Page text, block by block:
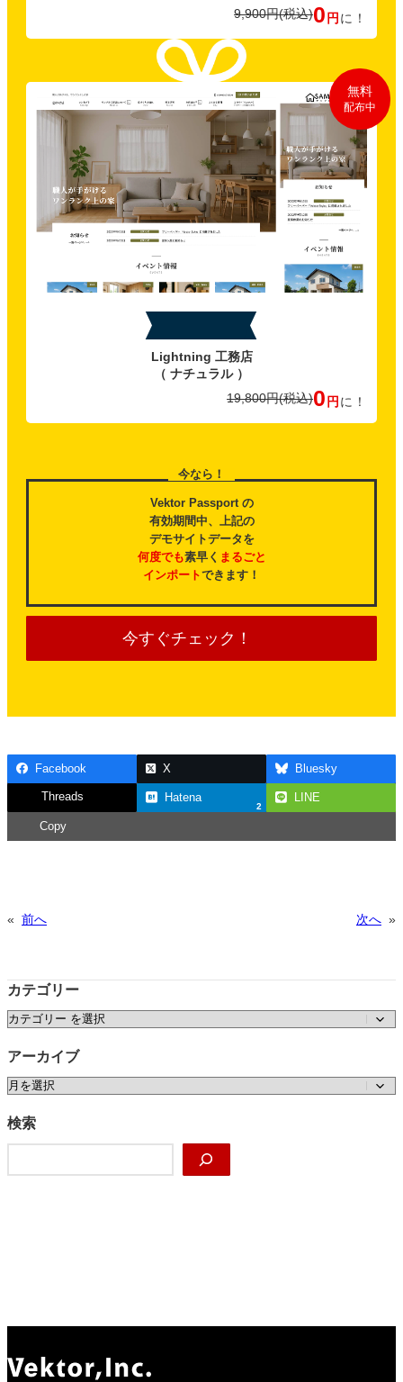
9,900円(税込)0円に！
無料
配布中
Lightning 工務店
（ ナチュラル ）
19,800円(税込)0 円 に！
今なら！
Vektor Passport の
有効期間中、上記の
デモサイトデータを
何度でも素早く まるごと
インポートできます！
今すぐチェック！
Facebook X Bluesky
Threads Hatena
2
LINE
Copy
« 前へ 次へ »
カテゴリー
カテゴリー
アーカイブ
ア
カ
検索